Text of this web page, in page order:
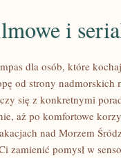
i
dla osób, które
od strony nadmorskich
się z konkretnymi
aż po komfortowe
nad Morzem
zamienić pomysł w